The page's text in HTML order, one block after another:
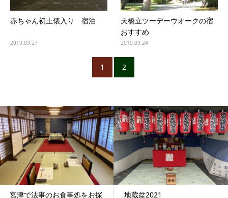
赤ちゃん初土俵入り 宿泊
2019.09.27
天橋立ツーデーウオークの宿
おすすめ
2019.09.24
1 2
宮津で法事のお食事処をお探 地蔵盆2021